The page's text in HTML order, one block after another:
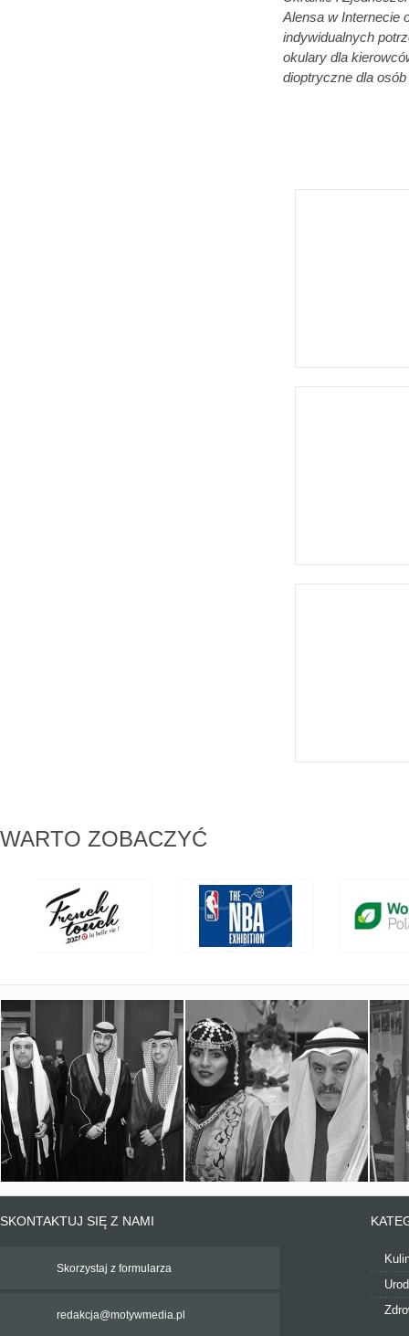
Alensa w Internecie
indywidualnych
okulary dla
dioptryczne dla
WARTO ZOBACZYĆ
SKONTAKTUJ SIĘ Z NAMI
Skorzystaj z formularza
redakcja@motywmedia.pl